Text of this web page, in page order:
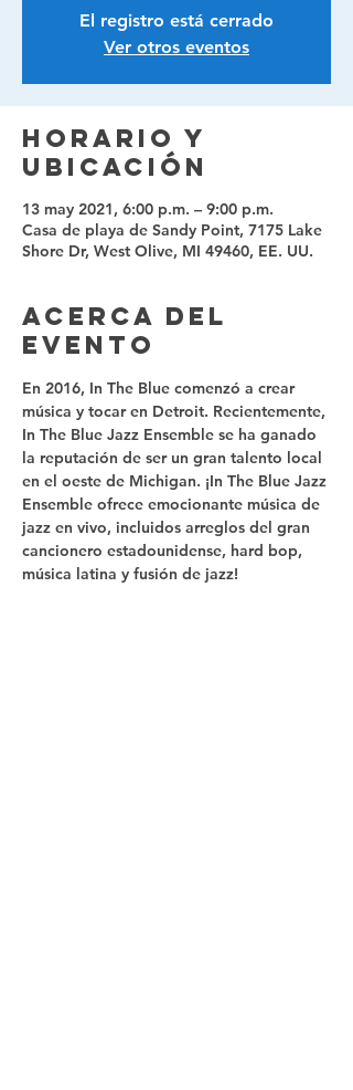
El registro está cerrado
Ver otros eventos
Horario y
ubicación
13 may 2021, 6:00 p.m. – 9:00 p.m.
Casa de playa de Sandy Point, 7175 Lake
Shore Dr, West Olive, MI 49460, EE. UU.
Acerca del
evento
En 2016, In The Blue comenzó a crear
música y tocar en Detroit. Recientemente,
In The Blue Jazz Ensemble se ha ganado
la reputación de ser un gran talento local
en el oeste de Michigan. ¡In The Blue Jazz
Ensemble ofrece emocionante música de
jazz en vivo, incluidos arreglos del gran
cancionero estadounidense, hard bop,
música latina y fusión de jazz!